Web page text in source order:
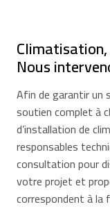
Nous
Afin de garantir un
soutien complet à
d’installation de
responsables
consultation pour
votre projet et
correspondent à